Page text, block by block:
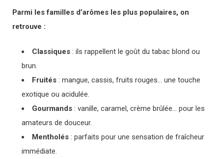
Parmi les familles d’arômes les plus populaires, on
retrouve :
Classiques: ils rappellent le goût du tabac blond ou
brun.
Fruités: mangue, cassis, fruits rouges… une touche
exotique ou acidulée.
Gourmands: vanille, caramel, crème brûlée… pour les
amateurs de douceur.
Mentholés: parfaits pour une sensation de fraîcheur
immédiate.